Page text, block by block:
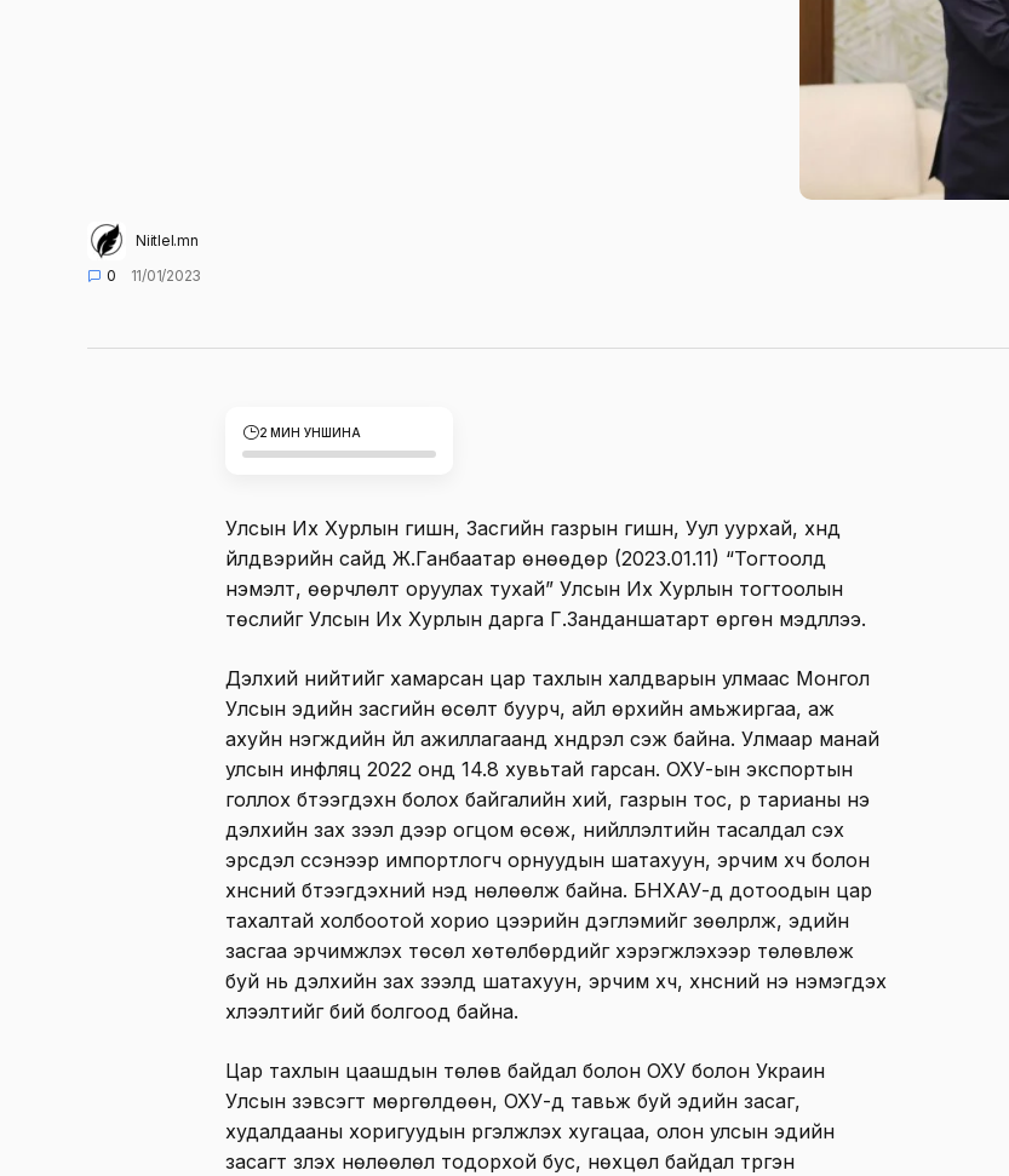
Niitlel.mn
0
11/01/2023
2 МИН УНШИНА
Улсын Их Хурлын гишүүн, Засгийн газрын гишүүн, Уул уурхай, хүнд
үйлдвэрийн сайд Ж.Ганбаатар өнөөдөр (2023.01.11) “Тогтоолд
нэмэлт, өөрчлөлт оруулах тухай” Улсын Их Хурлын тогтоолын
төслийг Улсын Их Хурлын дарга Г.Занданшатарт өргөн мэдүүллээ.
Дэлхий нийтийг хамарсан цар тахлын халдварын улмаас Монгол
Улсын эдийн засгийн өсөлт буурч, айл өрхийн амьжиргаа, аж
ахуйн нэгжүүдийн үйл ажиллагаанд хүндрэл үүсэж байна. Улмаар манай
улсын инфляц 2022 онд 14.8 хувьтай гарсан. ОХУ-ын экспортын
голлох бүтээгдэхүүн болох байгалийн хий, газрын тос, үр тарианы үнэ
дэлхийн зах зээл дээр огцом өсөж, нийлүүлэлтийн тасалдал үүсэх
эрсдэл үүссэнээр импортлогч орнуудын шатахуун, эрчим хүч болон
хүнсний бүтээгдэхүүний үнэд нөлөөлж байна. БНХАУ-д дотоодын цар
тахалтай холбоотой хорио цээрийн дэглэмийг зөөлрүүлж, эдийн
засгаа эрчимжүүлэх төсөл хөтөлбөрүүдийг хэрэгжүүлэхээр төлөвлөж
буй нь дэлхийн зах зээлд шатахуун, эрчим хүч, хүнсний үнэ нэмэгдэх
хүлээлтийг бий болгоод байна.
Цар тахлын цаашдын төлөв байдал болон ОХУ болон Украин
Улсын зэвсэгт мөргөлдөөн, ОХУ-д тавьж буй эдийн засаг,
худалдааны хоригуудын үргэлжлэх хугацаа, олон улсын эдийн
засагт үзүүлэх нөлөөлөл тодорхой бус, нөхцөл байдал түргэн